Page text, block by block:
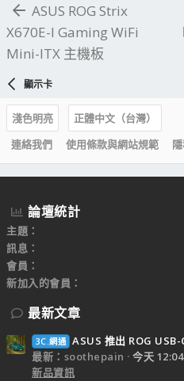
ASUS ROG Strix
X670E-I Gaming WiFi
Mini-ITX 主機板
顯示卡
淺色明亮
正體中文（台灣）
連絡我們
使用條款與網站規範
論壇統計
主題
訊息
會員
新加入的會員
最新文章
3C.網通 ASUS 推出 ROG
最新：soothepain
今天 12:04
新品資訊